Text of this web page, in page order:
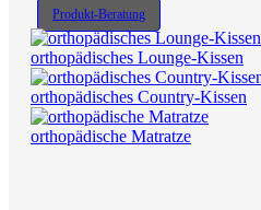
Produkt-Beratung
orthopädisches Lounge-Kissen
orthopädisches Country-Kissen
orthopädische Matratze